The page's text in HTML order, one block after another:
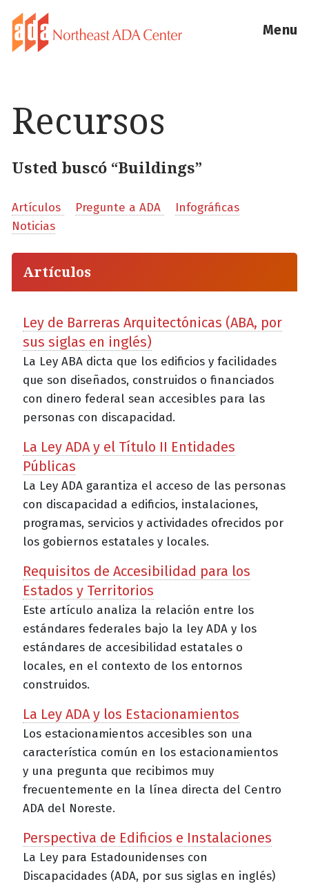
Menu
Recursos
Usted buscó “Buildings”
Artículos Pregunte a ADA
Infográficas
Noticias
Artículos
Ley de Barreras Arquitectónicas (ABA, por
sus siglas en inglés)
La Ley ABA dicta que los edificios y facilidades
que son diseñados, construidos o financiados
con dinero federal sean accesibles para las
personas con discapacidad.
La Ley ADA y el Título II Entidades
Públicas
La Ley ADA garantiza el acceso de las personas
con discapacidad a edificios, instalaciones,
programas, servicios y actividades ofrecidos por
los gobiernos estatales y locales.
Requisitos de Accesibilidad para los
Estados y Territorios
Este artículo analiza la relación entre los
estándares federales bajo la ley ADA y los
estándares de accesibilidad estatales o
locales, en el contexto de los entornos
construidos.
La Ley ADA y los Estacionamientos
Los estacionamientos accesibles son una
característica común en los estacionamientos
y una pregunta que recibimos muy
frecuentemente en la línea directa del Centro
ADA del Noreste.
Perspectiva de Edificios e Instalaciones
La Ley para Estadounidenses con
Discapacidades (ADA, por sus siglas en inglés)